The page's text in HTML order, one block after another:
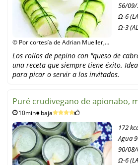
© Por cortesía de Adrian Mueller,
Unimedica Verlag
56/09/
Ω-6
Ω-3
Los rollos de pepino con "queso de
una receta que siempre tiene éxito.
para picar o servir a los invitados.
Puré crudivegano de apionabo,
nuez moscada
10min baja
172
Agua
90/08/
Ω-6